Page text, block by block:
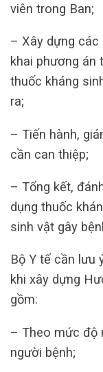
viên trong Ban;
– Xây dựng các
khai phương án
thuốc kháng
ra;
– Tiến hành,
cần can thiệp;
– Tổng kết,
dụng thuốc
sinh vật gây
Bộ Y tế cần lưu
khi xây dựng
gồm:
– Theo mức độ
người bệnh;